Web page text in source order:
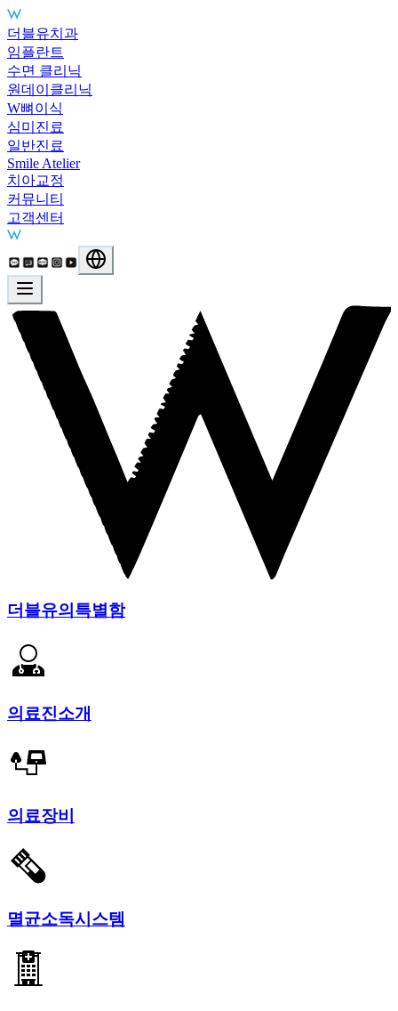
주요 서비스
더블유치과
임플란트
수면 클리닉
원데이클리닉
W뼈이식
심미진료
일반진료
Smile Atelier
치아교정
커뮤니티
고객센터
더블유의특별함
의료진소개
의료장비
멸균소독시스템